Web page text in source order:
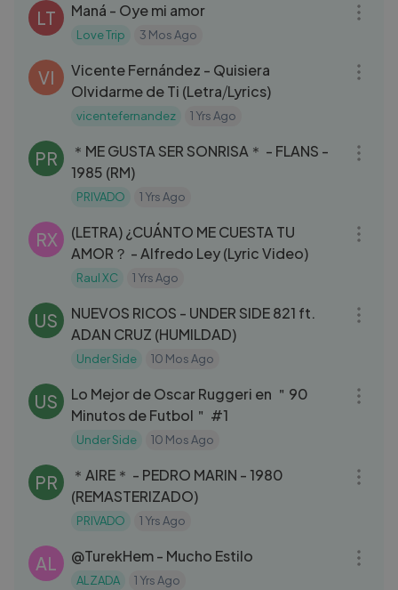
LT Maná - Oye mi amor
Love Trip 3 Mos Ago
VI
Vicente Fernández - Quisiera
Olvidarme de Ti (Letra⧸Lyrics)
vicentefernandez 1 Yrs Ago
PR
＊ME GUSTA SER SONRISA＊ - FLANS -
1985 (RM)
PRIVADO 1 Yrs Ago
RX
(LETRA) ¿CUÁNTO ME CUESTA TU
AMOR？ - Alfredo Ley (Lyric Video)
Raul XC 1 Yrs Ago
US
NUEVOS RICOS - UNDER SIDE 821 ft.
ADAN CRUZ (HUMILDAD)
Under Side 10 Mos Ago
US
Lo Mejor de Oscar Ruggeri en ＂90
Minutos de Futbol＂ #1
Under Side 10 Mos Ago
PR
＊AIRE＊ - PEDRO MARIN - 1980
(REMASTERIZADO)
PRIVADO 1 Yrs Ago
AL ‪@TurekHem‬ - Mucho Estilo
ALZADA 1 Yrs Ago